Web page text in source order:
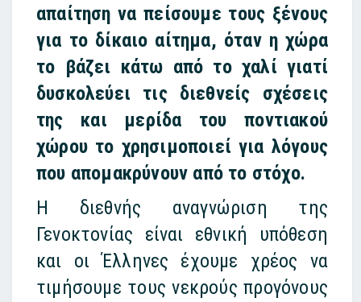
απαίτηση να πείσουμε τους ξένους
για το δίκαιο αίτημα, όταν η χώρα
το βάζει κάτω από το χαλί γιατί
δυσκολεύει τις διεθνείς σχέσεις
της και μερίδα του ποντιακού
χώρου το χρησιμοποιεί για λόγους
που απομακρύνουν από το στόχο.
Η διεθνής αναγνώριση της
Γενοκτονίας είναι εθνική υπόθεση
και οι Έλληνες έχουμε χρέος να
τιμήσουμε τους νεκρούς προγόνους